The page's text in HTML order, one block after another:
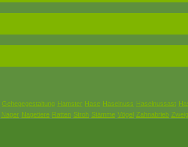
Gehegegestaltung Hamster Hase Haselnuss Haselnussast
Nager Nagetiere Ratten Stroh Stämme Vögel Zahnabrieb